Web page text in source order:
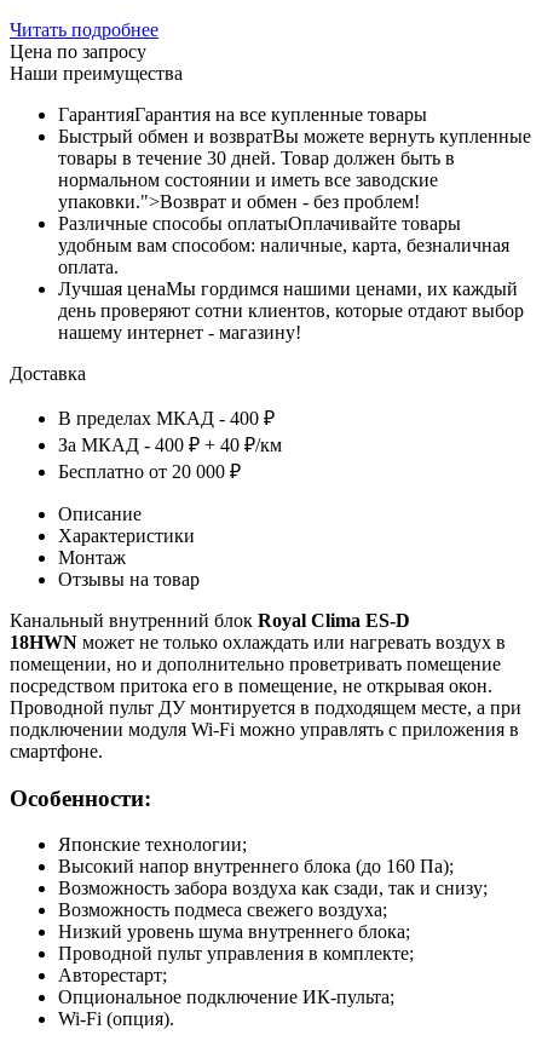
Читать подробнее
Цена по запросу
Наши преимущества
ГарантияГарантия на все купленные товары
Быстрый обмен и возвратВы можете вернуть купленные
товары в течение 30 дней. Товар должен быть в
нормальном состоянии и иметь все заводские
упаковки.">Возврат и обмен - без проблем!
Различные способы оплатыОплачивайте товары
удобным вам способом: наличные, карта, безналичная
оплата.
Лучшая ценаМы гордимся нашими ценами, их каждый
день проверяют сотни клиентов, которые отдают выбор
нашему интернет - магазину!
Доставка
В пределах МКАД - 400 ₽
За МКАД - 400 ₽ + 40 ₽/км
Бесплатно от 20 000 ₽
Описание
Характеристики
Монтаж
Отзывы на товар
Канальный внутренний блок Royal Clima ES-D
18HWN может не только охлаждать или нагревать воздух в
помещении, но и дополнительно проветривать помещение
посредством притока его в помещение, не открывая окон.
Проводной пульт ДУ монтируется в подходящем месте, а при
подключении модуля Wi-Fi можно управлять с приложения в
смартфоне.
Особенности:
Японские технологии;
Высокий напор внутреннего блока (до 160 Па);
Возможность забора воздуха как сзади, так и снизу;
Возможность подмеса свежего воздуха;
Низкий уровень шума внутреннего блока;
Проводной пульт управления в комплекте;
Авторестарт;
Опциональное подключение ИК-пульта;
Wi-Fi (опция).